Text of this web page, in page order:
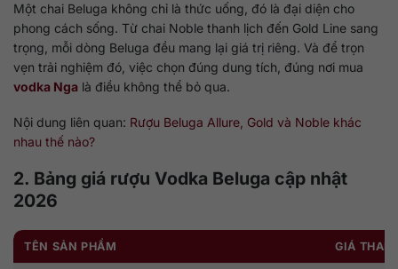
Một chai Beluga không chỉ là thức uống, đó là đại diện cho
phong cách sống. Từ chai Noble thanh lịch đến Gold Line sang
trọng, mỗi dòng Beluga đều mang lại giá trị riêng. Và để trọn
vẹn trải nghiệm đó, việc chọn đúng dung tích, đúng nơi mua
vodka Nga là điều không thể bỏ qua.
Nội dung liên quan: Rượu Beluga Allure, Gold và Noble khác
nhau thế nào?
2. Bảng giá rượu Vodka Beluga cập nhật
2026
TÊN SẢN PHẨM GIÁ THAM